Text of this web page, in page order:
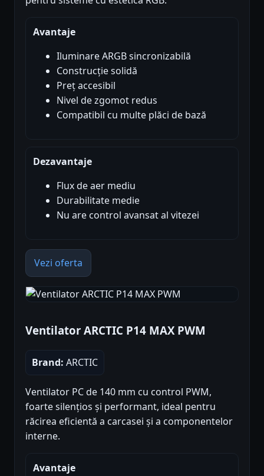
Avantaje
Iluminare ARGB sincronizabilă
Construcție solidă
Preț accesibil
Nivel de zgomot redus
Compatibil cu multe plăci de bază
Dezavantaje
Flux de aer mediu
Durabilitate medie
Nu are control avansat al vitezei
Vezi oferta
Ventilator ARCTIC P14 MAX PWM
Brand: ARCTIC
Ventilator PC de 140 mm cu control PWM,
foarte silențios și performant, ideal pentru
răcirea eficientă a carcasei și a componentelor
interne.
Avantaje